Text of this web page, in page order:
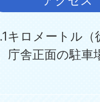
キロメートル
庁舎正面の駐車